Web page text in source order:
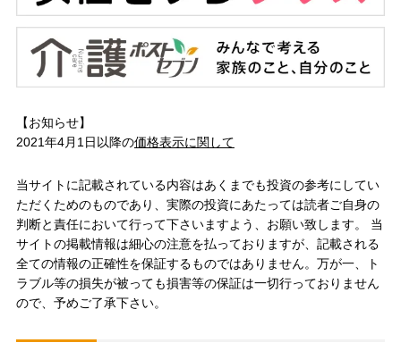
【お知らせ】
2021年4月1日以降の価格表示に関して
当サイトに記載されている内容はあくまでも投資の参考にしてい
ただくためのものであり、実際の投資にあたっては読者ご自身の
判断と責任において行って下さいますよう、お願い致します。 当
サイトの掲載情報は細心の注意を払っておりますが、記載される
全ての情報の正確性を保証するものではありません。万が一、ト
ラブル等の損失が被っても損害等の保証は一切行っておりません
ので、予めご了承下さい。